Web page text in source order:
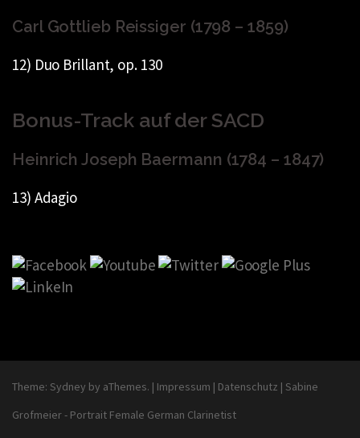
Carl Gottlieb Reissiger (1798 – 1859)
12) Duo Brillant, op. 130
Bonus-Track auf der SACD
Heinrich Joseph Baermann (1784 – 1847)
13) Adagio
Theme: Sydney by aThemes. | Impressum | Datenschutz | Sabine
Grofmeier - Portrait Female German Clarinetist